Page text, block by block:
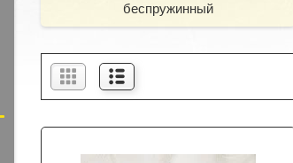
беспружинный